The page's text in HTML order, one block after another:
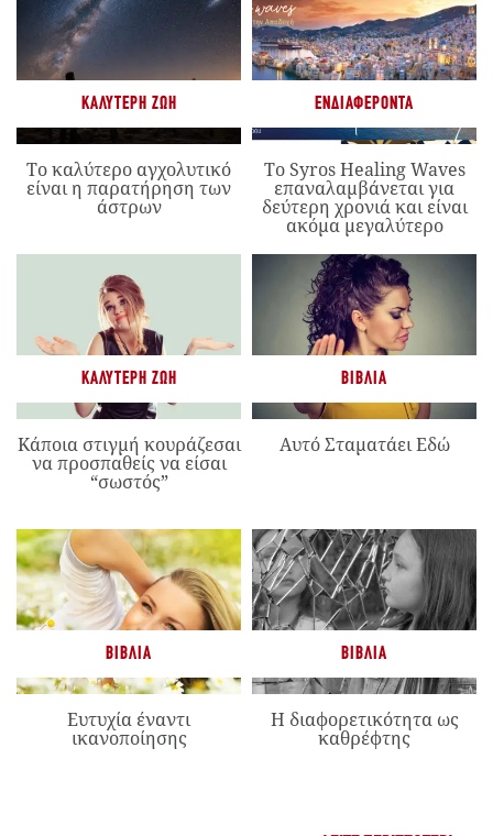
ΚΑΛΎΤΕΡΗ ΖΩΉ
Το καλύτερο αγχολυτικό
είναι η παρατήρηση των
άστρων
ΕΝΔΙΑΦΈΡΟΝΤΑ
Το Syros Healing Waves
επαναλαμβάνεται για
δεύτερη χρονιά και είναι
ακόμα μεγαλύτερο
ΚΑΛΎΤΕΡΗ ΖΩΉ
Κάποια στιγμή κουράζεσαι
να προσπαθείς να είσαι
“σωστός”
ΒΙΒΛΊΑ
Αυτό Σταματάει Εδώ
ΒΙΒΛΊΑ
Ευτυχία έναντι
ικανοποίησης
ΒΙΒΛΊΑ
Η διαφορετικότητα ως
καθρέφτης